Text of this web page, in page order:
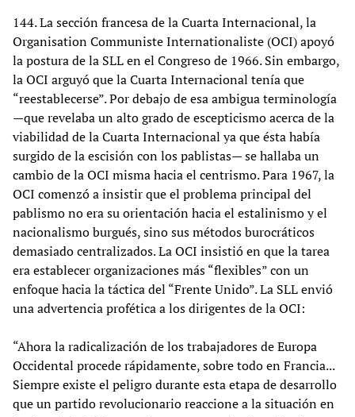
144. La sección francesa de la Cuarta Internacional, la
Organisation Communiste Internationaliste (OCI) apoyó
la postura de la SLL en el Congreso de 1966. Sin embargo,
la OCI arguyó que la Cuarta Internacional tenía que
“reestablecerse”. Por debajo de esa ambigua terminología
—que revelaba un alto grado de escepticismo acerca de la
viabilidad de la Cuarta Internacional ya que ésta había
surgido de la escisión con los pablistas— se hallaba un
cambio de la OCI misma hacia el centrismo. Para 1967, la
OCI comenzó a insistir que el problema principal del
pablismo no era su orientación hacia el estalinismo y el
nacionalismo burgués, sino sus métodos burocráticos
demasiado centralizados. La OCI insistió en que la tarea
era establecer organizaciones más “flexibles” con un
enfoque hacia la táctica del “Frente Unido”. La SLL envió
una advertencia profética a los dirigentes de la OCI:
“Ahora la radicalización de los trabajadores de Europa
Occidental procede rápidamente, sobre todo en Francia...
Siempre existe el peligro durante esta etapa de desarrollo
que un partido revolucionario reaccione a la situación en